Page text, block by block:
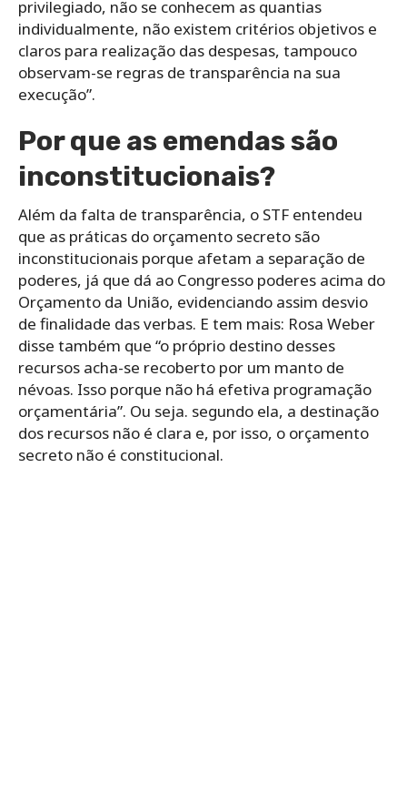
privilegiado, não se conhecem as quantias
individualmente, não existem critérios objetivos e
claros para realização das despesas, tampouco
observam-se regras de transparência na sua
execução”.
Por que as emendas são
inconstitucionais?
Além da falta de transparência, o STF entendeu
que as práticas do orçamento secreto são
inconstitucionais porque afetam a separação de
poderes, já que dá ao Congresso poderes acima do
Orçamento da União, evidenciando assim desvio
de finalidade das verbas. E tem mais: Rosa Weber
disse também que “o próprio destino desses
recursos acha-se recoberto por um manto de
névoas. Isso porque não há efetiva programação
orçamentária”. Ou seja. segundo ela, a destinação
dos recursos não é clara e, por isso, o orçamento
secreto não é constitucional.